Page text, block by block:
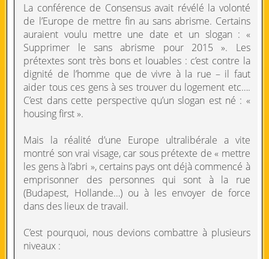
La conférence de Consensus avait révélé la volonté
de l’Europe de mettre fin au sans abrisme. Certains
auraient voulu mettre une date et un slogan : «
Supprimer le sans abrisme pour 2015 ». Les
prétextes sont très bons et louables : c’est contre la
dignité de l’homme que de vivre à la rue – il faut
aider tous ces gens à ses trouver du logement etc….
C’est dans cette perspective qu’un slogan est né : «
housing first ».
Mais la réalité d’une Europe ultralibérale a vite
montré son vrai visage, car sous prétexte de « mettre
les gens à l’abri », certains pays ont déjà commencé à
emprisonner des personnes qui sont à la rue
(Budapest, Hollande…) ou à les envoyer de force
dans des lieux de travail.
C’est pourquoi, nous devions combattre à plusieurs
niveaux :